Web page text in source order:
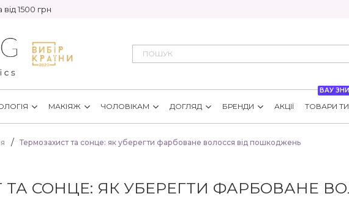
1500 грн
МАКІЯЖ ЧОЛОВІКАМ ДОГЛЯД БРЕНДИ АКЦІЇ
ВАУ
ТОВАРИ
Термозахист та сонце: як уберегти фарбоване волосся від пошкоджень
ТА СОНЦЕ: ЯК УБЕРЕГТИ ФАРБОВАНЕ